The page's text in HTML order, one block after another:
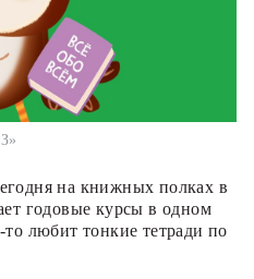
на книжных полках в
годовые курсы в одном
любит тонкие тетради по